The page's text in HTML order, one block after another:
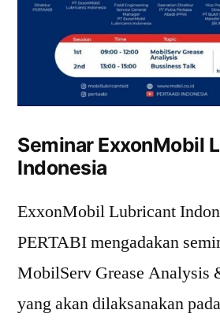
Seminar ExxonMobil
Indonesia
ExxonMobil Lubricant
PERTABI mengadakan
MobilServ Grease Analysis
yang akan dilaksanakan